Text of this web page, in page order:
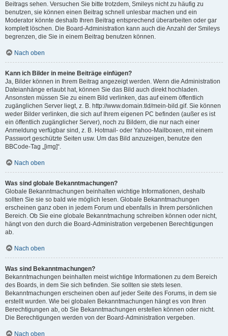
Beitrags sehen. Versuchen Sie bitte trotzdem, Smileys nicht zu häufig zu
benutzen, sie können einen Beitrag schnell unlesbar machen und ein
Moderator könnte deshalb Ihren Beitrag entsprechend überarbeiten oder gar
komplett löschen. Die Board-Administration kann auch die Anzahl der Smileys
begrenzen, die Sie in einem Beitrag benutzen können.
Nach oben
Kann ich Bilder in meine Beiträge einfügen?
Ja, Bilder können in Ihrem Beitrag angezeigt werden. Wenn die Administration
Dateianhänge erlaubt hat, können Sie das Bild auch direkt hochladen.
Ansonsten müssen Sie zu einem Bild verlinken, das auf einem öffentlich
zugänglichen Server liegt, z. B. http://www.domain.tld/mein-bild.gif. Sie können
weder Bilder verlinken, die sich auf Ihrem eigenen PC befinden (außer es ist
ein öffentlich zugänglicher Server), noch zu Bildern, die nur nach einer
Anmeldung verfügbar sind, z. B. Hotmail- oder Yahoo-Mailboxen, mit einem
Passwort geschützte Seiten usw. Um das Bild anzuzeigen, benutze den
BBCode-Tag „[img]“.
Nach oben
Was sind globale Bekanntmachungen?
Globale Bekanntmachungen beinhalten wichtige Informationen, deshalb
sollten Sie sie so bald wie möglich lesen. Globale Bekanntmachungen
erscheinen ganz oben in jedem Forum und ebenfalls in Ihrem persönlichen
Bereich. Ob Sie eine globale Bekanntmachung schreiben können oder nicht,
hängt von den durch die Board-Administration vergebenen Berechtigungen
ab.
Nach oben
Was sind Bekanntmachungen?
Bekanntmachungen beinhalten meist wichtige Informationen zu dem Bereich
des Boards, in dem Sie sich befinden. Sie sollten sie stets lesen.
Bekanntmachungen erscheinen oben auf jeder Seite des Forums, in dem sie
erstellt wurden. Wie bei globalen Bekanntmachungen hängt es von Ihren
Berechtigungen ab, ob Sie Bekanntmachungen erstellen können oder nicht.
Die Berechtigungen werden von der Board-Administration vergeben.
Nach oben